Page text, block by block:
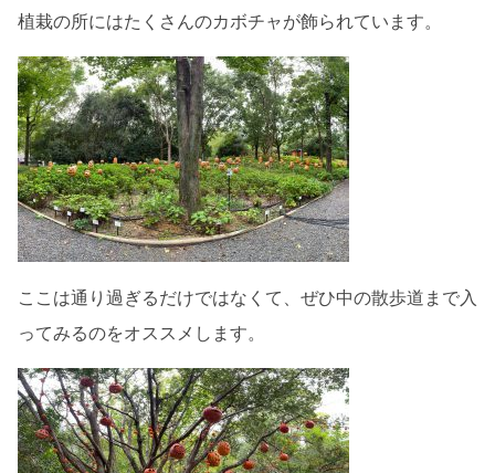
植栽の所にはたくさんのカボチャが飾られています。
ここは通り過ぎるだけではなくて、ぜひ中の散歩道まで入
ってみるのをオススメします。